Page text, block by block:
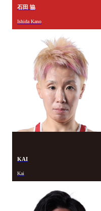
石田 協
Ishida Kano
KAI
Kai